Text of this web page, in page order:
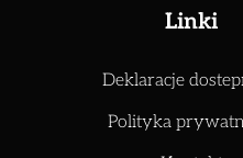
Linki
Deklaracje
Polityka